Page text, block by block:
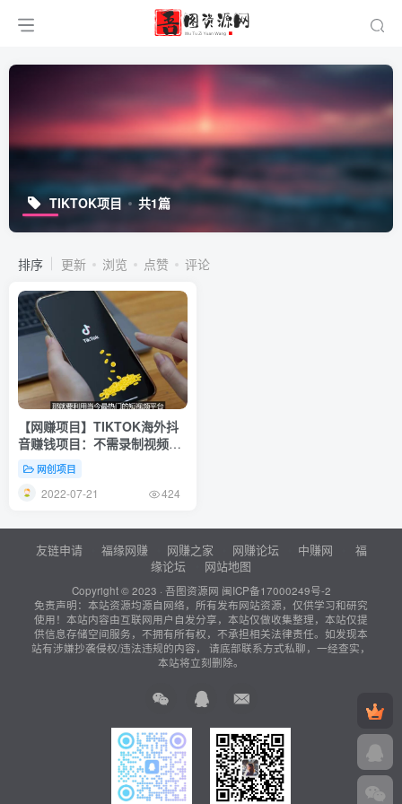
TIKTOK项目 共1篇
排序 更新 浏览 点赞 评论
【网赚项目】TIKTOK海外抖
音赚钱项目：不需录制视频，
只需简单的剪辑，月赚3000到
5000美元
网创项目
2022-07-21 424
友链申请 福缘网赚 网赚之家 网赚论坛 中赚网
福
缘论坛
网站地图
Copyright © 2023 · 吾图资源网 闽ICP备17000249号-2
免责声明：本站资源均源自网络，所有发布网站资源，仅供学习和研究
使用！本站内容由互联网用户自发分享，本站仅做收集整理，本站仅提
供信息存储空间服务，不拥有所有权，不承担相关法律责任。如发现本
站有涉嫌抄袭侵权/违法违规的内容， 请底部联系方式私聊，一经查实，
本站将立刻删除。